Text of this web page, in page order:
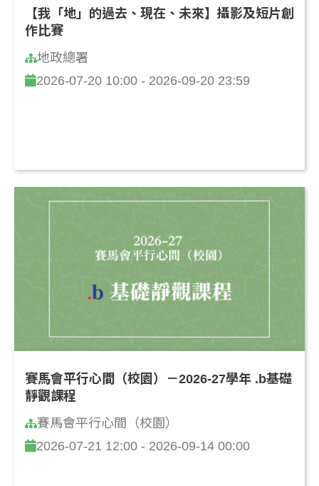
【我「地」的過去、現在、未來】攝影及短片創
作比賽
地政總署
2026-07-20 10:00 - 2026-09-20 23:59
賽馬會平行心間（校園）－2026-27學年 .b基礎
靜觀課程
賽馬會平行心間（校園）
2026-07-21 12:00 - 2026-09-14 00:00